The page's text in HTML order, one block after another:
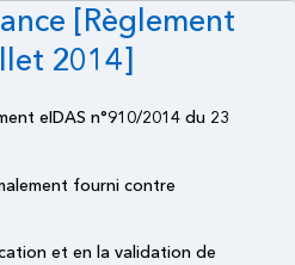
[Règlement
2014]
eIDAS n°910/2014 du 23
fourni contre
et en la validation de